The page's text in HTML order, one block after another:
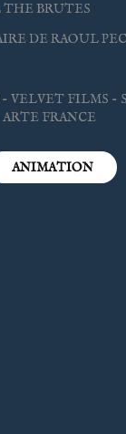
BRUTES
DE RAOUL
VELVET FILMS -
FRANCE
ANIMATION